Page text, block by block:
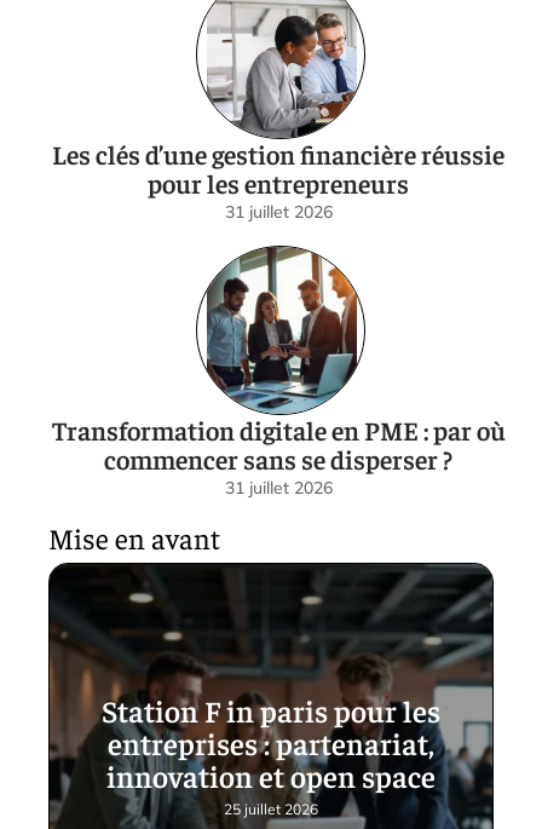
Les clés d’une gestion financière réussie
pour les entrepreneurs
31 juillet 2026
Transformation digitale en PME : par où
commencer sans se disperser ?
31 juillet 2026
Mise en avant
Station F in paris pour les
entreprises : partenariat,
innovation et open space
25 juillet 2026